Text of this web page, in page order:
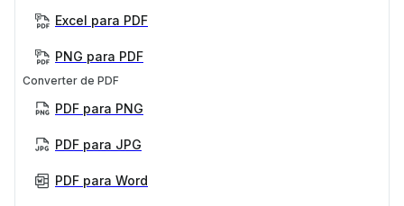
Excel para PDF
PNG para PDF
Converter de PDF
PDF para PNG
PDF para JPG
PDF para Word